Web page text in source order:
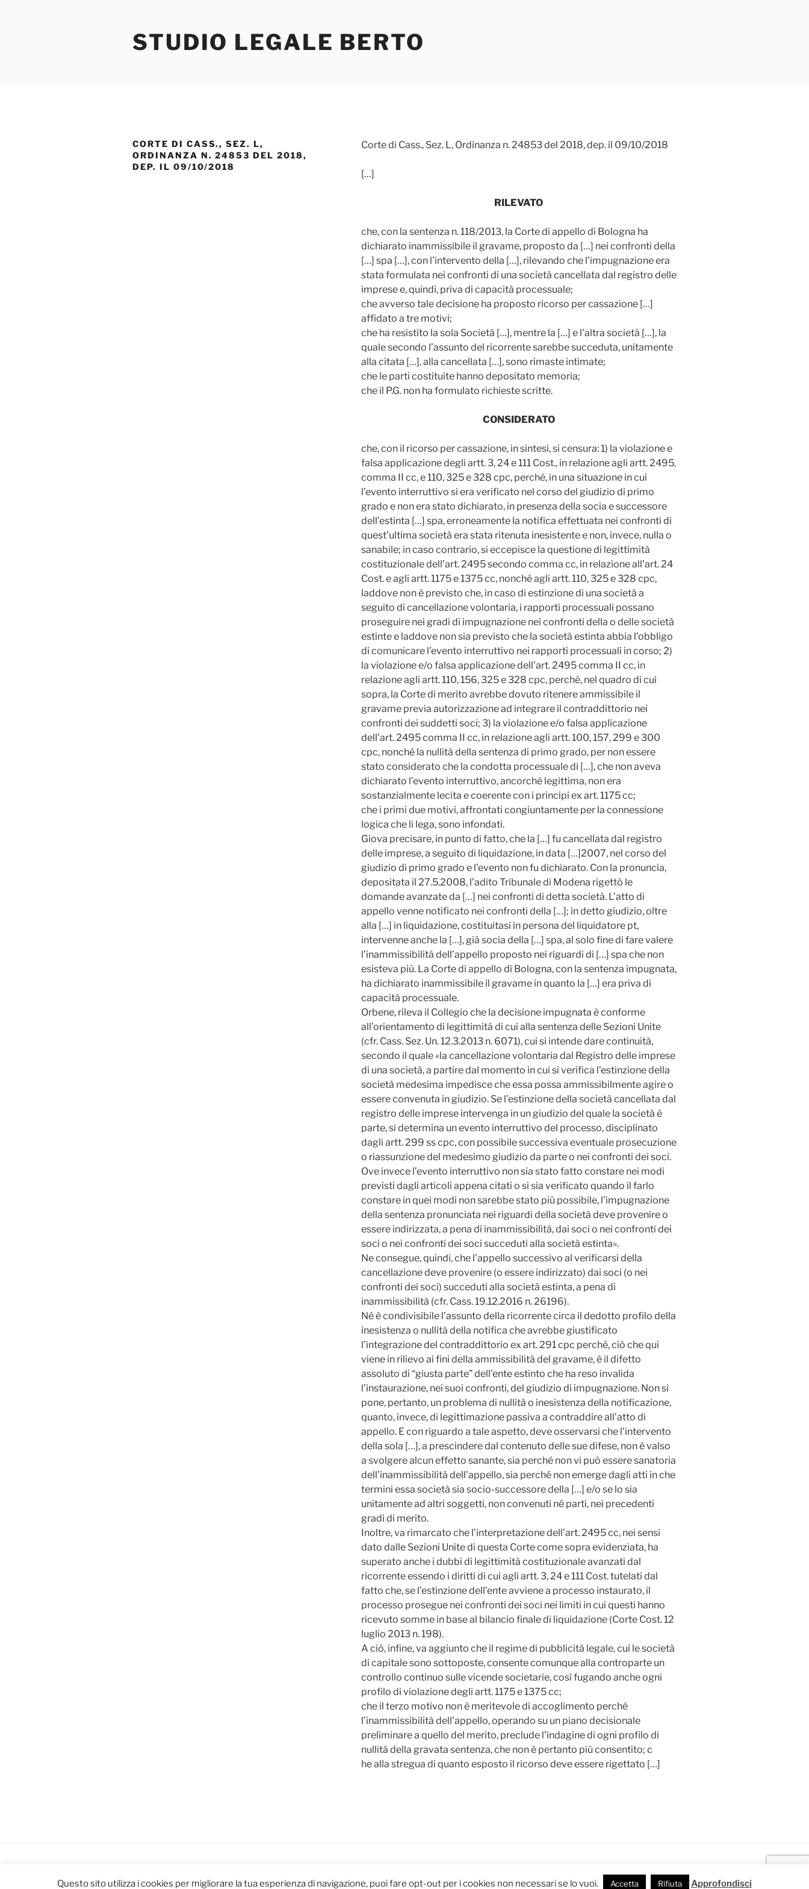
STUDIO LEGALE BERTO
CORTE DI CASS., SEZ. L,
ORDINANZA N. 24853 DEL 2018,
DEP. IL 09/10/2018
Corte di Cass., Sez. L, Ordinanza n. 24853 del 2018, dep. il 09/10/2018
[…]
RILEVATO
che, con la sentenza n. 118/2013, la Corte di appello di Bologna ha
dichiarato inammissibile il gravame, proposto da […] nei confronti della
[…] spa […], con l’intervento della […], rilevando che l’impugnazione era
stata formulata nei confronti di una società cancellata dal registro delle
imprese e, quindi, priva di capacità processuale;
che avverso tale decisione ha proposto ricorso per cassazione […]
affidato a tre motivi;
che ha resistito la sola Società […], mentre la […] e l’altra società […], la
quale secondo l’assunto del ricorrente sarebbe succeduta, unitamente
alla citata […], alla cancellata […], sono rimaste intimate;
che le parti costituite hanno depositato memoria;
che il P.G. non ha formulato richieste scritte.
CONSIDERATO
che, con il ricorso per cassazione, in sintesi, si censura: 1) la violazione e
falsa applicazione degli artt. 3, 24 e 111 Cost., in relazione agli artt. 2495,
comma II cc, e 110, 325 e 328 cpc, perché, in una situazione in cui
l’evento interruttivo si era verificato nel corso del giudizio di primo
grado e non era stato dichiarato, in presenza della socia e successore
dell’estinta […] spa, erroneamente la notifica effettuata nei confronti di
quest’ultima società era stata ritenuta inesistente e non, invece, nulla o
sanabile; in caso contrario, si eccepisce la questione di legittimità
costituzionale dell’art. 2495 secondo comma cc, in relazione all’art. 24
Cost. e agli artt. 1175 e 1375 cc, nonché agli artt. 110, 325 e 328 cpc,
laddove non è previsto che, in caso di estinzione di una società a
seguito di cancellazione volontaria, i rapporti processuali possano
proseguire nei gradi di impugnazione nei confronti della o delle società
estinte e laddove non sia previsto che la società estinta abbia l’obbligo
di comunicare l’evento interruttivo nei rapporti processuali in corso; 2)
la violazione e/o falsa applicazione dell’art. 2495 comma II cc, in
relazione agli artt. 110, 156, 325 e 328 cpc, perché, nel quadro di cui
sopra, la Corte di merito avrebbe dovuto ritenere ammissibile il
gravame previa autorizzazione ad integrare il contraddittorio nei
confronti dei suddetti soci; 3) la violazione e/o falsa applicazione
dell’art. 2495 comma II cc, in relazione agli artt. 100, 157, 299 e 300
cpc, nonché la nullità della sentenza di primo grado, per non essere
stato considerato che la condotta processuale di […], che non aveva
dichiarato l’evento interruttivo, ancorché legittima, non era
sostanzialmente lecita e coerente con i principi ex art. 1175 cc;
che i primi due motivi, affrontati congiuntamente per la connessione
logica che li lega, sono infondati.
Giova precisare, in punto di fatto, che la […] fu cancellata dal registro
delle imprese, a seguito di liquidazione, in data […]2007, nel corso del
giudizio di primo grado e l’evento non fu dichiarato. Con la pronuncia,
depositata il 27.5.2008, l’adito Tribunale di Modena rigettò le
domande avanzate da […] nei confronti di detta società. L’atto di
appello venne notificato nei confronti della […]; in detto giudizio, oltre
alla […] in liquidazione, costituitasi in persona del liquidatore pt,
intervenne anche la […], già socia della […] spa, al solo fine di fare valere
l’inammissibilità dell’appello proposto nei riguardi di […] spa che non
esisteva più. La Corte di appello di Bologna, con la sentenza impugnata,
ha dichiarato inammissibile il gravame in quanto la […] era priva di
capacità processuale.
Orbene, rileva il Collegio che la decisione impugnata è conforme
all’orientamento di legittimità di cui alla sentenza delle Sezioni Unite
(cfr. Cass. Sez. Un. 12.3.2013 n. 6071), cui si intende dare continuità,
secondo il quale «la cancellazione volontaria dal Registro delle imprese
di una società, a partire dal momento in cui si verifica l’estinzione della
società medesima impedisce che essa possa ammissibilmente agire o
essere convenuta in giudizio. Se l’estinzione della società cancellata dal
registro delle imprese intervenga in un giudizio del quale la società è
parte, si determina un evento interruttivo del processo, disciplinato
dagli artt. 299 ss cpc, con possibile successiva eventuale prosecuzione
o riassunzione del medesimo giudizio da parte o nei confronti dei soci.
Ove invece l’evento interruttivo non sia stato fatto constare nei modi
previsti dagli articoli appena citati o si sia verificato quando il farlo
constare in quei modi non sarebbe stato più possibile, l’impugnazione
della sentenza pronunciata nei riguardi della società deve provenire o
essere indirizzata, a pena di inammissibilità, dai soci o nei confronti dei
soci o nei confronti dei soci succeduti alla società estinta».
Ne consegue, quindi, che l’appello successivo al verificarsi della
cancellazione deve provenire (o essere indirizzato) dai soci (o nei
confronti dei soci) succeduti alla società estinta, a pena di
inammissibilità (cfr. Cass. 19.12.2016 n. 26196).
Né è condivisibile l’assunto della ricorrente circa il dedotto profilo della
inesistenza o nullità della notifica che avrebbe giustificato
l’integrazione del contraddittorio ex art. 291 cpc perché, ciò che qui
viene in rilievo ai fini della ammissibilità del gravame, è il difetto
assoluto di “giusta parte” dell’ente estinto che ha reso invalida
l’instaurazione, nei suoi confronti, del giudizio di impugnazione. Non si
pone, pertanto, un problema di nullità o inesistenza della notificazione,
quanto, invece, di legittimazione passiva a contraddire all’atto di
appello. E con riguardo a tale aspetto, deve osservarsi che l’intervento
della sola […], a prescindere dal contenuto delle sue difese, non è valso
a svolgere alcun effetto sanante, sia perché non vi può essere sanatoria
dell’inammissibilità dell’appello, sia perché non emerge dagli atti in che
termini essa società sia socio-successore della […] e/o se lo sia
unitamente ad altri soggetti, non convenuti né parti, nei precedenti
gradi di merito.
Inoltre, va rimarcato che l’interpretazione dell’art. 2495 cc, nei sensi
dato dalle Sezioni Unite di questa Corte come sopra evidenziata, ha
superato anche i dubbi di legittimità costituzionale avanzati dal
ricorrente essendo i diritti di cui agli artt. 3, 24 e 111 Cost. tutelati dal
fatto che, se l’estinzione dell’ente avviene a processo instaurato, il
processo prosegue nei confronti dei soci nei limiti in cui questi hanno
ricevuto somme in base al bilancio finale di liquidazione (Corte Cost. 12
luglio 2013 n. 198).
A ciò, infine, va aggiunto che il regime di pubblicità legale, cui le società
di capitale sono sottoposte, consente comunque alla controparte un
controllo continuo sulle vicende societarie, così fugando anche ogni
profilo di violazione degli artt. 1175 e 1375 cc;
che il terzo motivo non è meritevole di accoglimento perché
l’inammissibilità dell’appello, operando su un piano decisionale
preliminare a quello del merito, preclude l’indagine di ogni profilo di
nullità della gravata sentenza, che non è pertanto più consentito; c
he alla stregua di quanto esposto il ricorso deve essere rigettato […]
Questo sito utilizza i cookies per migliorare la tua esperienza di navigazione, puoi fare opt-out per i cookies non necessari se lo vuoi. Accetta Rifiuta Approfondisci